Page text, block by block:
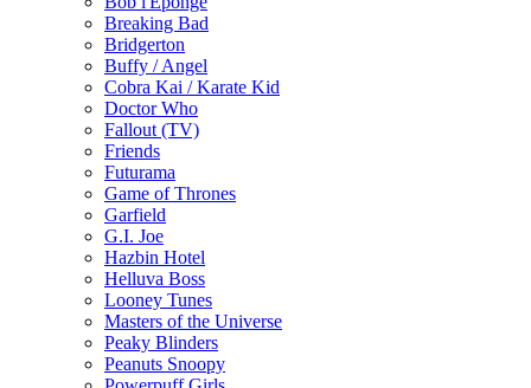
Breaking Bad
Bridgerton
Buffy / Angel
Cobra Kai / Karate Kid
Doctor Who
Fallout (TV)
Friends
Futurama
Game of Thrones
Garfield
G.I. Joe
Hazbin Hotel
Helluva Boss
Looney Tunes
Masters of the Universe
Peaky Blinders
Peanuts Snoopy